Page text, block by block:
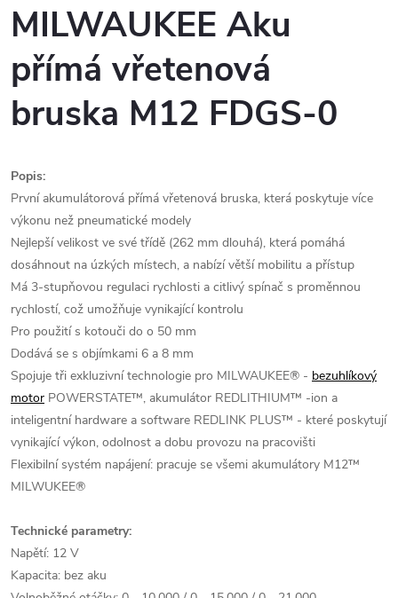
MILWAUKEE Aku
přímá vřetenová
bruska M12 FDGS-0
Popis:
První akumulátorová přímá vřetenová bruska, která poskytuje více
výkonu než pneumatické modely
Nejlepší velikost ve své třídě (262 mm dlouhá), která pomáhá
dosáhnout na úzkých místech, a nabízí větší mobilitu a přístup
Má 3-stupňovou regulaci rychlosti a citlivý spínač s proměnnou
rychlostí, což umožňuje vynikající kontrolu
Pro použití s kotouči do o 50 mm
Dodává se s objímkami 6 a 8 mm
Spojuje tři exkluzivní technologie pro MILWAUKEE® - bezuhlíkový
motor POWERSTATE™, akumulátor REDLITHIUM™ -ion a
inteligentní hardware a software REDLINK PLUS™ - které poskytují
vynikající výkon, odolnost a dobu provozu na pracovišti
Flexibilní systém napájení: pracuje se všemi akumulátory M12™
MILWUKEE®
Technické parametry:
Napětí: 12 V
Kapacita: bez aku